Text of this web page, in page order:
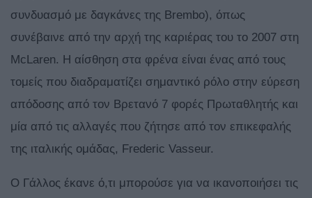
συνδυασμό με δαγκάνες της Brembo), όπως
συνέβαινε από την αρχή της καριέρας του το 2007 στη
McLaren. Η αίσθηση στα φρένα είναι ένας από τους
τομείς που διαδραματίζει σημαντικό ρόλο στην εύρεση
απόδοσης από τον Βρετανό 7 φορές Πρωταθλητής και
μία από τις αλλαγές που ζήτησε από τον επικεφαλής
της ιταλικής ομάδας, Frederic Vasseur.
Ο Γάλλος έκανε ό,τι μπορούσε για να ικανοποιήσει τις